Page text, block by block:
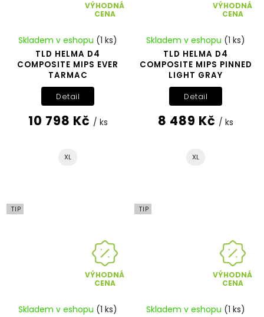
VÝHODNÁ
CENA
TLD HELMA D4
COMPOSITE MIPS EVER
TARMAC
Skladem v eshopu (1 ks)
10 798 Kč / ks
Detail
XL
VÝHODNÁ
CENA
TLD HELMA D4
COMPOSITE MIPS PINNED
LIGHT GRAY
Skladem v eshopu (1 ks)
8 489 Kč / ks
Detail
XL
TIP
VÝHODNÁ
CENA
Skladem v eshopu (1 ks)
TIP
VÝHODNÁ
CENA
Skladem v eshopu (1 ks)